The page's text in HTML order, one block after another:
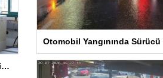
Gazze’de Kan Krizi Derinleşiyor
Otomobil Yangınında Sürücü